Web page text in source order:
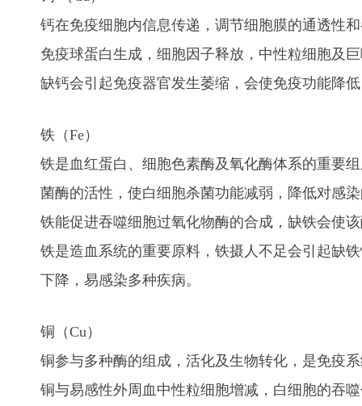
钙在免疫细胞内信息传递，调节细胞膜的通透性
免疫球蛋白生成，细胞因子释放，中性粒细胞及
缺钙会引起免疫器官发生萎缩，会使免疫功能
铁（Fe）
铁是血红蛋白、细胞色素酶及氧化酶体系的重要
菌酶的活性，使白细胞杀菌功能减弱，降低对感
铁能促进吞噬细胞过氧化物酶的合成，缺铁会使
铁是造血系统的重要原料，铁摄人不足会引起缺
下降，易感染多种疾病。
铜（Cu）
铜参与多种酶的组成，活化及生物转化，是免疫
铜与易感性外周血中性粒细胞增减，白细胞的吞